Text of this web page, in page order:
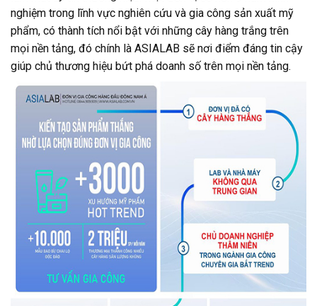
nghiệm trong lĩnh vực nghiên cứu và gia công sản xuất mỹ
phẩm, có thành tích nổi bật với những cây hàng trắng trên
mọi nền tảng, đó chính là ASIALAB sẽ nơi điểm đáng tin cậy
giúp chủ thương hiệu bứt phá doanh số trên mọi nền tảng.